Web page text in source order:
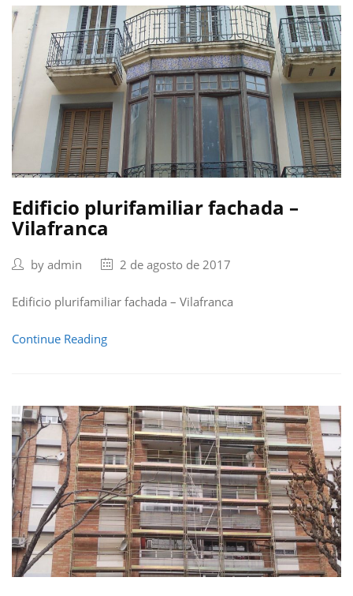
Edificio plurifamiliar fachada –
Vilafranca
by admin 2 de agosto de 2017
Edificio plurifamiliar fachada – Vilafranca
Continue Reading